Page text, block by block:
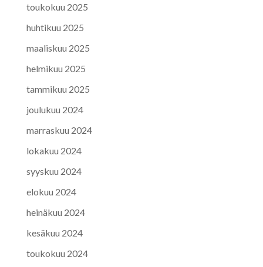
toukokuu 2025
huhtikuu 2025
maaliskuu 2025
helmikuu 2025
tammikuu 2025
joulukuu 2024
marraskuu 2024
lokakuu 2024
syyskuu 2024
elokuu 2024
heinäkuu 2024
kesäkuu 2024
toukokuu 2024